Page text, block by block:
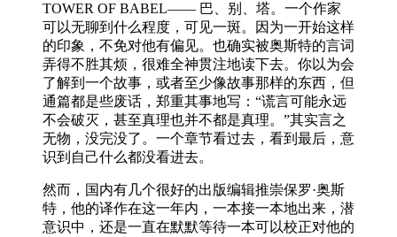
TOWER OF BABEL—— 巴、别、塔。一个作家
可以无聊到什么程度，可见一斑。因为一开始这样
的印象，不免对他有偏见。也确实被奥斯特的言词
弄得不胜其烦，很难全神贯注地读下去。你以为会
了解到一个故事，或者至少像故事那样的东西，但
通篇都是些废话，郑重其事地写：“谎言可能永远
不会破灭，甚至真理也并不都是真理。”其实言之
无物，没完没了。一个章节看过去，看到最后，意
识到自己什么都没看进去。
然而，国内有几个很好的出版编辑推崇保罗·奥斯
特，他的译作在这一年内，一本接一本地出来，潜
意识中，还是一直在默默等待一本可以校正对他的